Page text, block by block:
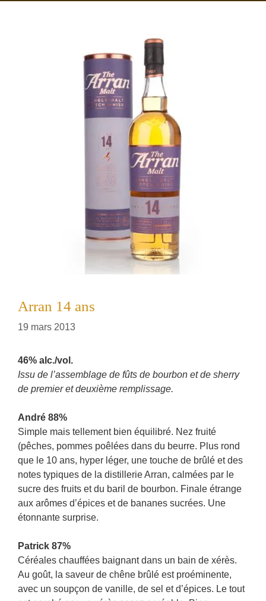
Arran 14 ans
19 mars 2013
46% alc./vol.
Issu de l’assemblage de fûts de bourbon et de sherry
de premier et deuxième remplissage.
André 88%
Simple mais tellement bien équilibré. Nez fruité
(pêches, pommes poêlées dans du beurre. Plus rond
que le 10 ans, hyper léger, une touche de brûlé et des
notes typiques de la distillerie Arran, calmées par le
sucre des fruits et du baril de bourbon. Finale étrange
aux arômes d’épices et de bananes sucrées. Une
étonnante surprise.
Patrick 87%
Céréales chauffées baignant dans un bain de xérès.
Au goût, la saveur de chêne brûlé est proéminente,
avec un soupçon de vanille, de sel et d’épices. Le tout